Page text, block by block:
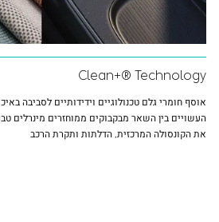
Clean+® Technology
אוסף חומרי גלם טכנולוגיים וידידותיים לסביבה
העשויים בין השאר מבקבוקים ממוחזרים מינרלים
את הקונסולה המרכזית, הדלתות ותקרת הרכב